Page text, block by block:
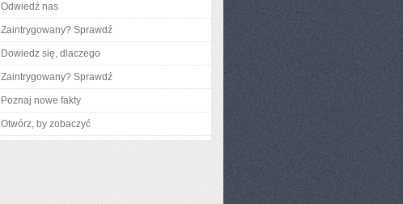
Odwiedź nas
Zaintrygowany? Sprawdź
Dowiedz się, dlaczego
Zaintrygowany? Sprawdź
Poznaj nowe fakty
Otwórz, by zobaczyć